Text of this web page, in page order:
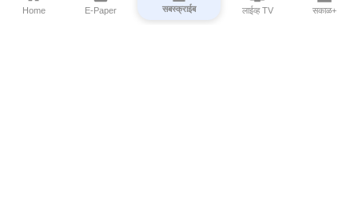
Home E-Paper सबस्क्राईब लाईव्ह TV सकाळ+